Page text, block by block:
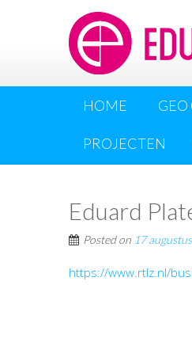
HOME
PROJECTEN
Eduard
Posted on 17
https://www.rtlz.nl/